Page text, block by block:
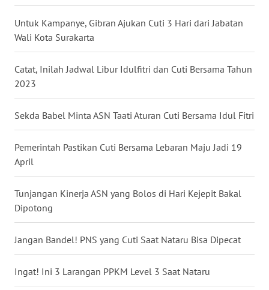
Untuk Kampanye, Gibran Ajukan Cuti 3 Hari dari Jabatan
Wali Kota Surakarta
Catat, Inilah Jadwal Libur Idulfitri dan Cuti Bersama Tahun
2023
Sekda Babel Minta ASN Taati Aturan Cuti Bersama Idul Fitri
Pemerintah Pastikan Cuti Bersama Lebaran Maju Jadi 19
April
Tunjangan Kinerja ASN yang Bolos di Hari Kejepit Bakal
Dipotong
Jangan Bandel! PNS yang Cuti Saat Nataru Bisa Dipecat
Ingat! Ini 3 Larangan PPKM Level 3 Saat Nataru
WN
BABEL
SUMBAR
SUMSEL
WN
BENGKULU
WN
LAMPUNG
WN
JATENG
WN